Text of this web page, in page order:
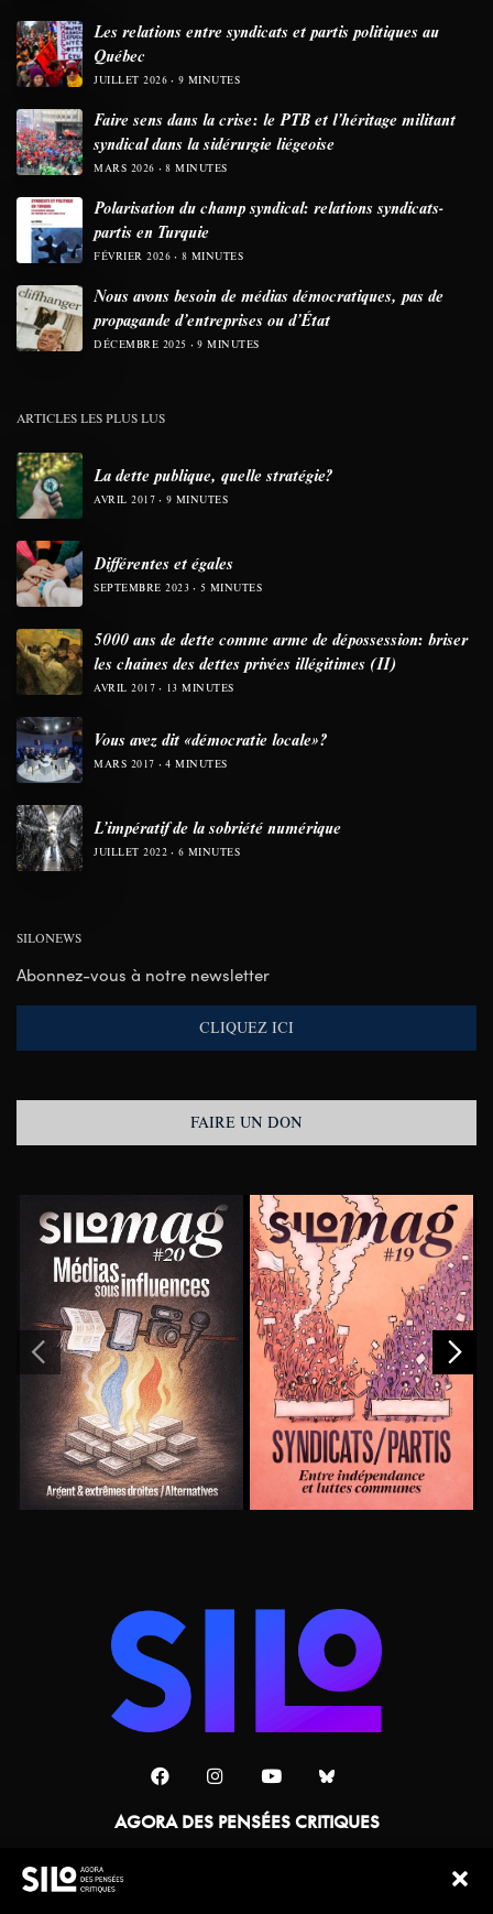
Les relations entre syndicats et partis politiques au
Québec
JUILLET 2026 9 MINUTES
Faire sens dans la crise: le PTB et l’héritage militant
syndical dans la sidérurgie liégeoise
MARS 2026 8 MINUTES
Polarisation du champ syndical: relations syndicats-
partis en Turquie
FÉVRIER 2026 8 MINUTES
Nous avons besoin de médias démocratiques, pas de
propagande d’entreprises ou d’État
DÉCEMBRE 2025 9 MINUTES
ARTICLES LES PLUS LUS
La dette publique, quelle stratégie?
AVRIL 2017 9 MINUTES
Différentes et égales
SEPTEMBRE 2023 5 MINUTES
5000 ans de dette comme arme de dépossession: briser
les chaînes des dettes privées illégitimes (II)
AVRIL 2017 13 MINUTES
Vous avez dit «démocratie locale»?
MARS 2017 4 MINUTES
L’impératif de la sobriété numérique
JUILLET 2022 6 MINUTES
SILONEWS
Abonnez-vous à notre newsletter
CLIQUEZ ICI
FAIRE UN DON
AGORA DES PENSÉES CRITIQUES